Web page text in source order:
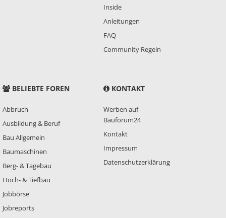
Inside
Anleitungen
FAQ
Community Regeln
BELIEBTE FOREN
Abbruch
Ausbildung & Beruf
Bau Allgemein
Baumaschinen
Berg- & Tagebau
Hoch- & Tiefbau
Jobbörse
Jobreports
KONTAKT
Werben auf
Bauforum24
Kontakt
Impressum
Datenschutzerklärung